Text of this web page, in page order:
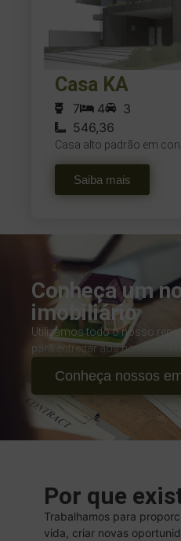
Casa KA
7 4
3
546,36
Casa alto padrão em
Saiba mais
Conheça um
imobiliário
Utilizamos todo o nosso
para entregar aos nossos
Conheça nossos
Por que
Trabalhamos para
vida, criar novas